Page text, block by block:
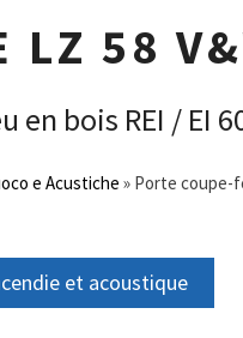
LZ 58
en bois REI / EI
e Acustiche » Porte coupe-
et acoustique